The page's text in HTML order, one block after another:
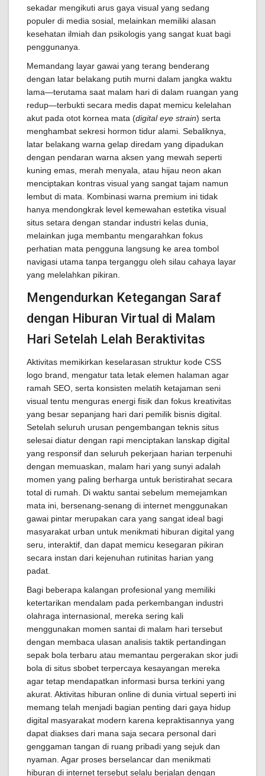
sekadar mengikuti arus gaya visual yang sedang
populer di media sosial, melainkan memiliki alasan
kesehatan ilmiah dan psikologis yang sangat kuat bagi
penggunanya.
Memandang layar gawai yang terang benderang
dengan latar belakang putih murni dalam jangka waktu
lama—terutama saat malam hari di dalam ruangan yang
redup—terbukti secara medis dapat memicu kelelahan
akut pada otot kornea mata (digital eye strain) serta
menghambat sekresi hormon tidur alami. Sebaliknya,
latar belakang warna gelap diredam yang dipadukan
dengan pendaran warna aksen yang mewah seperti
kuning emas, merah menyala, atau hijau neon akan
menciptakan kontras visual yang sangat tajam namun
lembut di mata. Kombinasi warna premium ini tidak
hanya mendongkrak level kemewahan estetika visual
situs setara dengan standar industri kelas dunia,
melainkan juga membantu mengarahkan fokus
perhatian mata pengguna langsung ke area tombol
navigasi utama tanpa terganggu oleh silau cahaya layar
yang melelahkan pikiran.
Mengendurkan Ketegangan Saraf
dengan Hiburan Virtual di Malam
Hari Setelah Lelah Beraktivitas
Aktivitas memikirkan keselarasan struktur kode CSS
logo brand, mengatur tata letak elemen halaman agar
ramah SEO, serta konsisten melatih ketajaman seni
visual tentu menguras energi fisik dan fokus kreativitas
yang besar sepanjang hari dari pemilik bisnis digital.
Setelah seluruh urusan pengembangan teknis situs
selesai diatur dengan rapi menciptakan lanskap digital
yang responsif dan seluruh pekerjaan harian terpenuhi
dengan memuaskan, malam hari yang sunyi adalah
momen yang paling berharga untuk beristirahat secara
total di rumah. Di waktu santai sebelum memejamkan
mata ini, bersenang-senang di internet menggunakan
gawai pintar merupakan cara yang sangat ideal bagi
masyarakat urban untuk menikmati hiburan digital yang
seru, interaktif, dan dapat memicu kesegaran pikiran
secara instan dari kejenuhan rutinitas harian yang
padat.
Bagi beberapa kalangan profesional yang memiliki
ketertarikan mendalam pada perkembangan industri
olahraga internasional, mereka sering kali
menggunakan momen santai di malam hari tersebut
dengan membaca ulasan analisis taktik pertandingan
sepak bola terbaru atau memantau pergerakan skor judi
bola di situs sbobet terpercaya kesayangan mereka
agar tetap mendapatkan informasi bursa terkini yang
akurat. Aktivitas hiburan online di dunia virtual seperti ini
memang telah menjadi bagian penting dari gaya hidup
digital masyarakat modern karena kepraktisannya yang
dapat diakses dari mana saja secara personal dari
genggaman tangan di ruang pribadi yang sejuk dan
nyaman. Agar proses berselancar dan menikmati
hiburan di internet tersebut selalu berjalan dengan